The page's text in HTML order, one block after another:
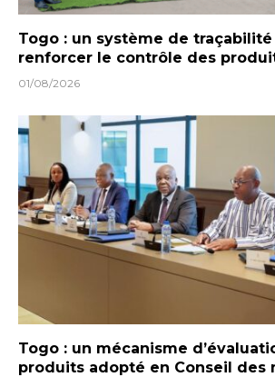
Togo : un système de
renforcer le contrôle des
01/08/2026
Togo : un mécanisme
produits adopté en Conseil des